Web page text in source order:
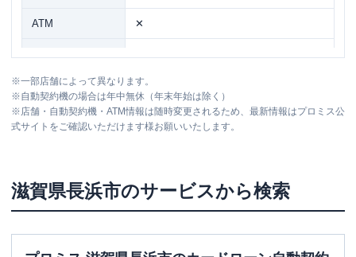
ATM ✕
住所 滋賀県長浜市宮司町１１４２－２
アコム ８号長浜アルプラザ前むじんくんコ
営業時間
土曜：09:00-21:00
ATM営業時間
平日：24時間
土曜：24時間
※一部店舗によって異なります。
※自動契約機の場合は年中無休（年末年始は除く）
※店舗・自動契約機・ATM情報は随時変更されるため、最新情報はプロミス公
式サイトをご確認いただけます様お願いいたします。
滋賀県長浜市のサービスから検索